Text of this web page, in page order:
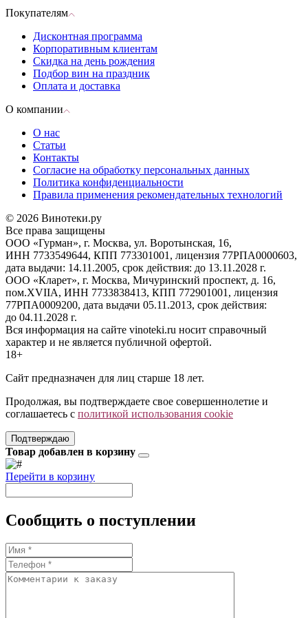
Покупателям
Дисконтная программа
Корпоративным клиентам
Скидка на день рождения
Подбор вин на праздник
Оплата и доставка
О компании
О нас
Статьи
Контакты
Согласие на обработку персональных данных
Политика конфиденциальности
Правила применения рекомендательных технологий
© 2026 Винотеки.ру
Все права защищены
ООО «Гурман», г. Москва, ул. Воротынская, 16,
ИНН 7733549644, КПП 773301001, лицензия 77РПА0000603,
дата выдачи: 14.11.2005, срок действия: до 13.11.2028 г.
ООО «Кларет», г. Москва, Мичуринский проспект, д. 16,
пом.XVIIA, ИНН 7733838413, КПП 772901001, лицензия
77РПА0009200, дата выдачи 05.11.2013, срок действия:
до 04.11.2028 г.
Вся информация на сайте vinoteki.ru носит справочный
характер и не является публичной офертой.
18+
Сайт предназначен для лиц старше 18 лет.
Продолжая, вы подтверждаете свое совершеннолетие и
соглашаетесь с политикой использования cookie
Подтверждаю
Товар добавлен в корзину
Перейти в корзину
Сообщить о поступлении